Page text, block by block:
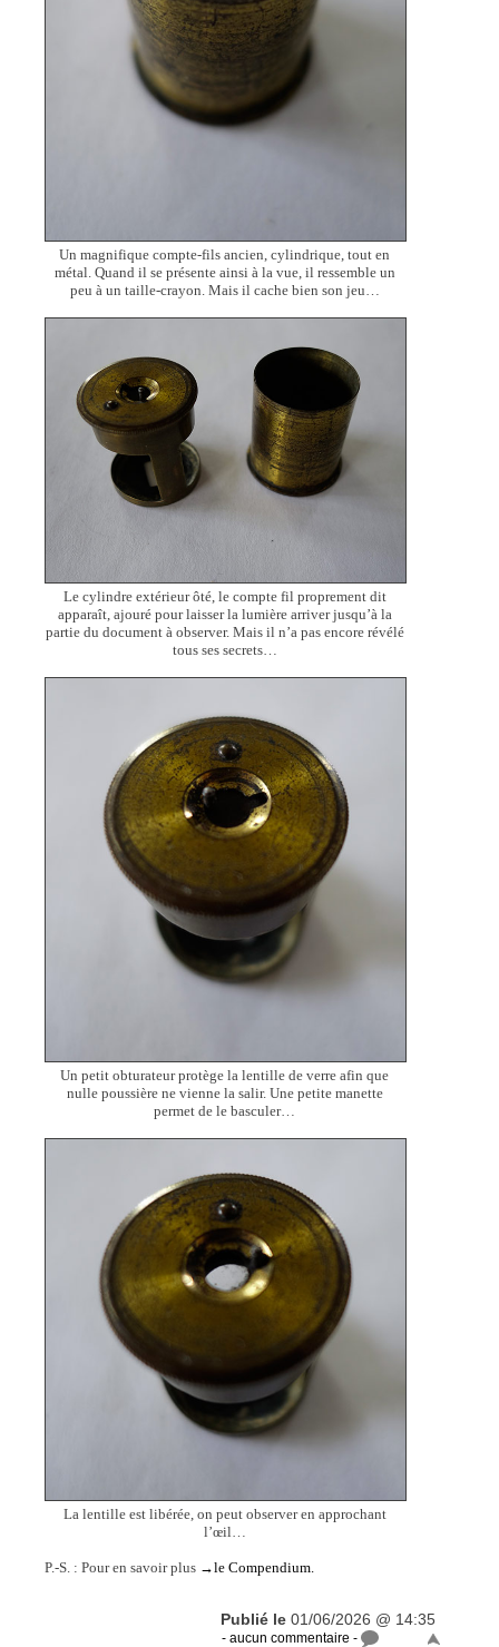
Un magnifique compte-fils ancien, cylindrique, tout en
métal. Quand il se présente ainsi à la vue, il ressemble un
peu à un taille-crayon. Mais il cache bien son jeu…
Le cylindre extérieur ôté, le compte fil proprement dit
apparaît, ajouré pour laisser la lumière arriver jusqu’à la
partie du document à observer. Mais il n’a pas encore révélé
tous ses secrets…
Un petit obturateur protège la lentille de verre afin que
nulle poussière ne vienne la salir. Une petite manette
permet de le basculer…
La lentille est libérée, on peut observer en approchant
l’œil…
P.-S. : Pour en savoir plus →le Compendium.
Publié le 01/06/2026 @ 14:35
- aucun commentaire -